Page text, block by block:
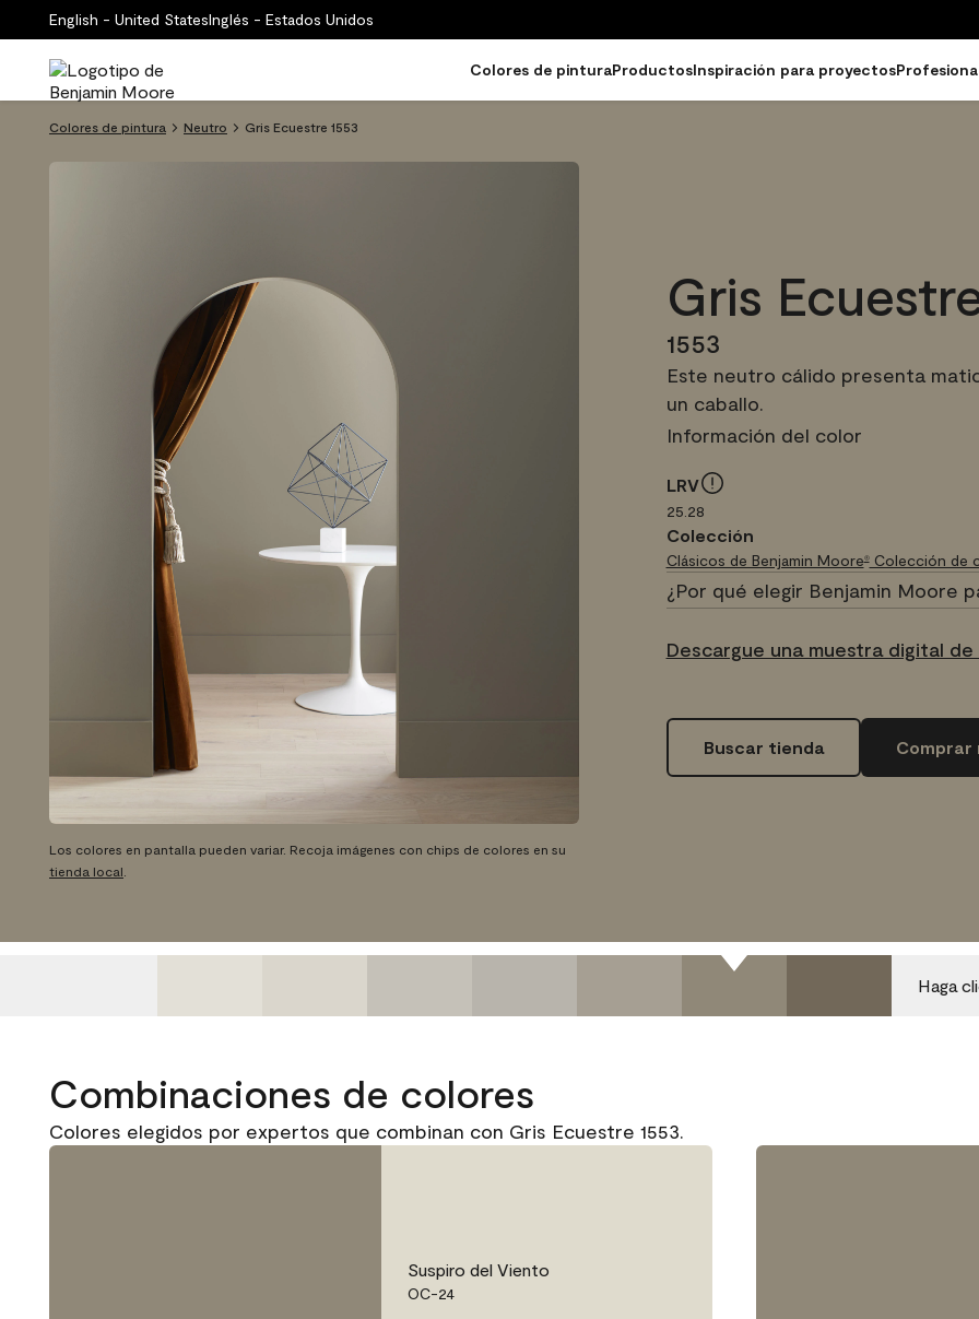
English - United StatesInglés - Estados Unidos
Colores de pinturaProductosInspiración para proyectos
Colores de pintura Neutro Gris Ecuestre 1553
Gris
1553
Este neutro cálido presenta
un caballo.
Información del color
LRV
25.28
Colección
Clásicos de Benjamin Moore®Colección de
¿Por qué elegir Benjamin Moore
Descargue una muestra digital de
Buscar tienda Comprar
Los colores en pantalla pueden variar. Recoja imágenes con chips de colores en su
tienda local
Haga
Combinaciones de colores
Colores elegidos por expertos que combinan con Gris Ecuestre 1553.
Suspiro del Viento
OC-24